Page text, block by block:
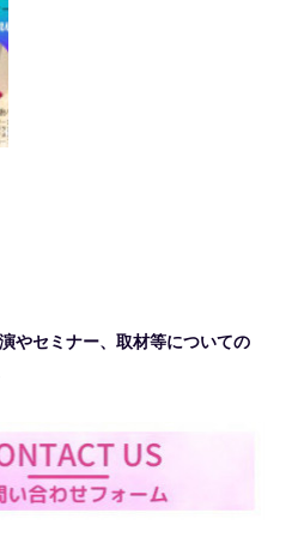
やセミナー、取材等についての